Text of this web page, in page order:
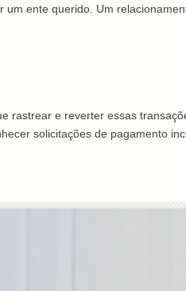
ente querido. Um
rastrear e reverter essas
solicitações de pagamento